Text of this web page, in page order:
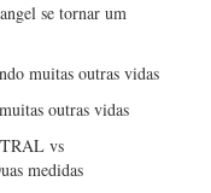
se tornar um
muitas outras vidas
outras vidas
vs
medidas